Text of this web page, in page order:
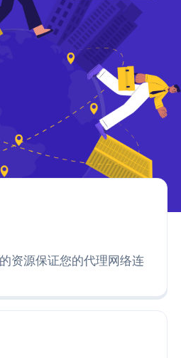
资源保证您的代理网络连